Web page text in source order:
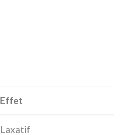
Effet
Laxatif